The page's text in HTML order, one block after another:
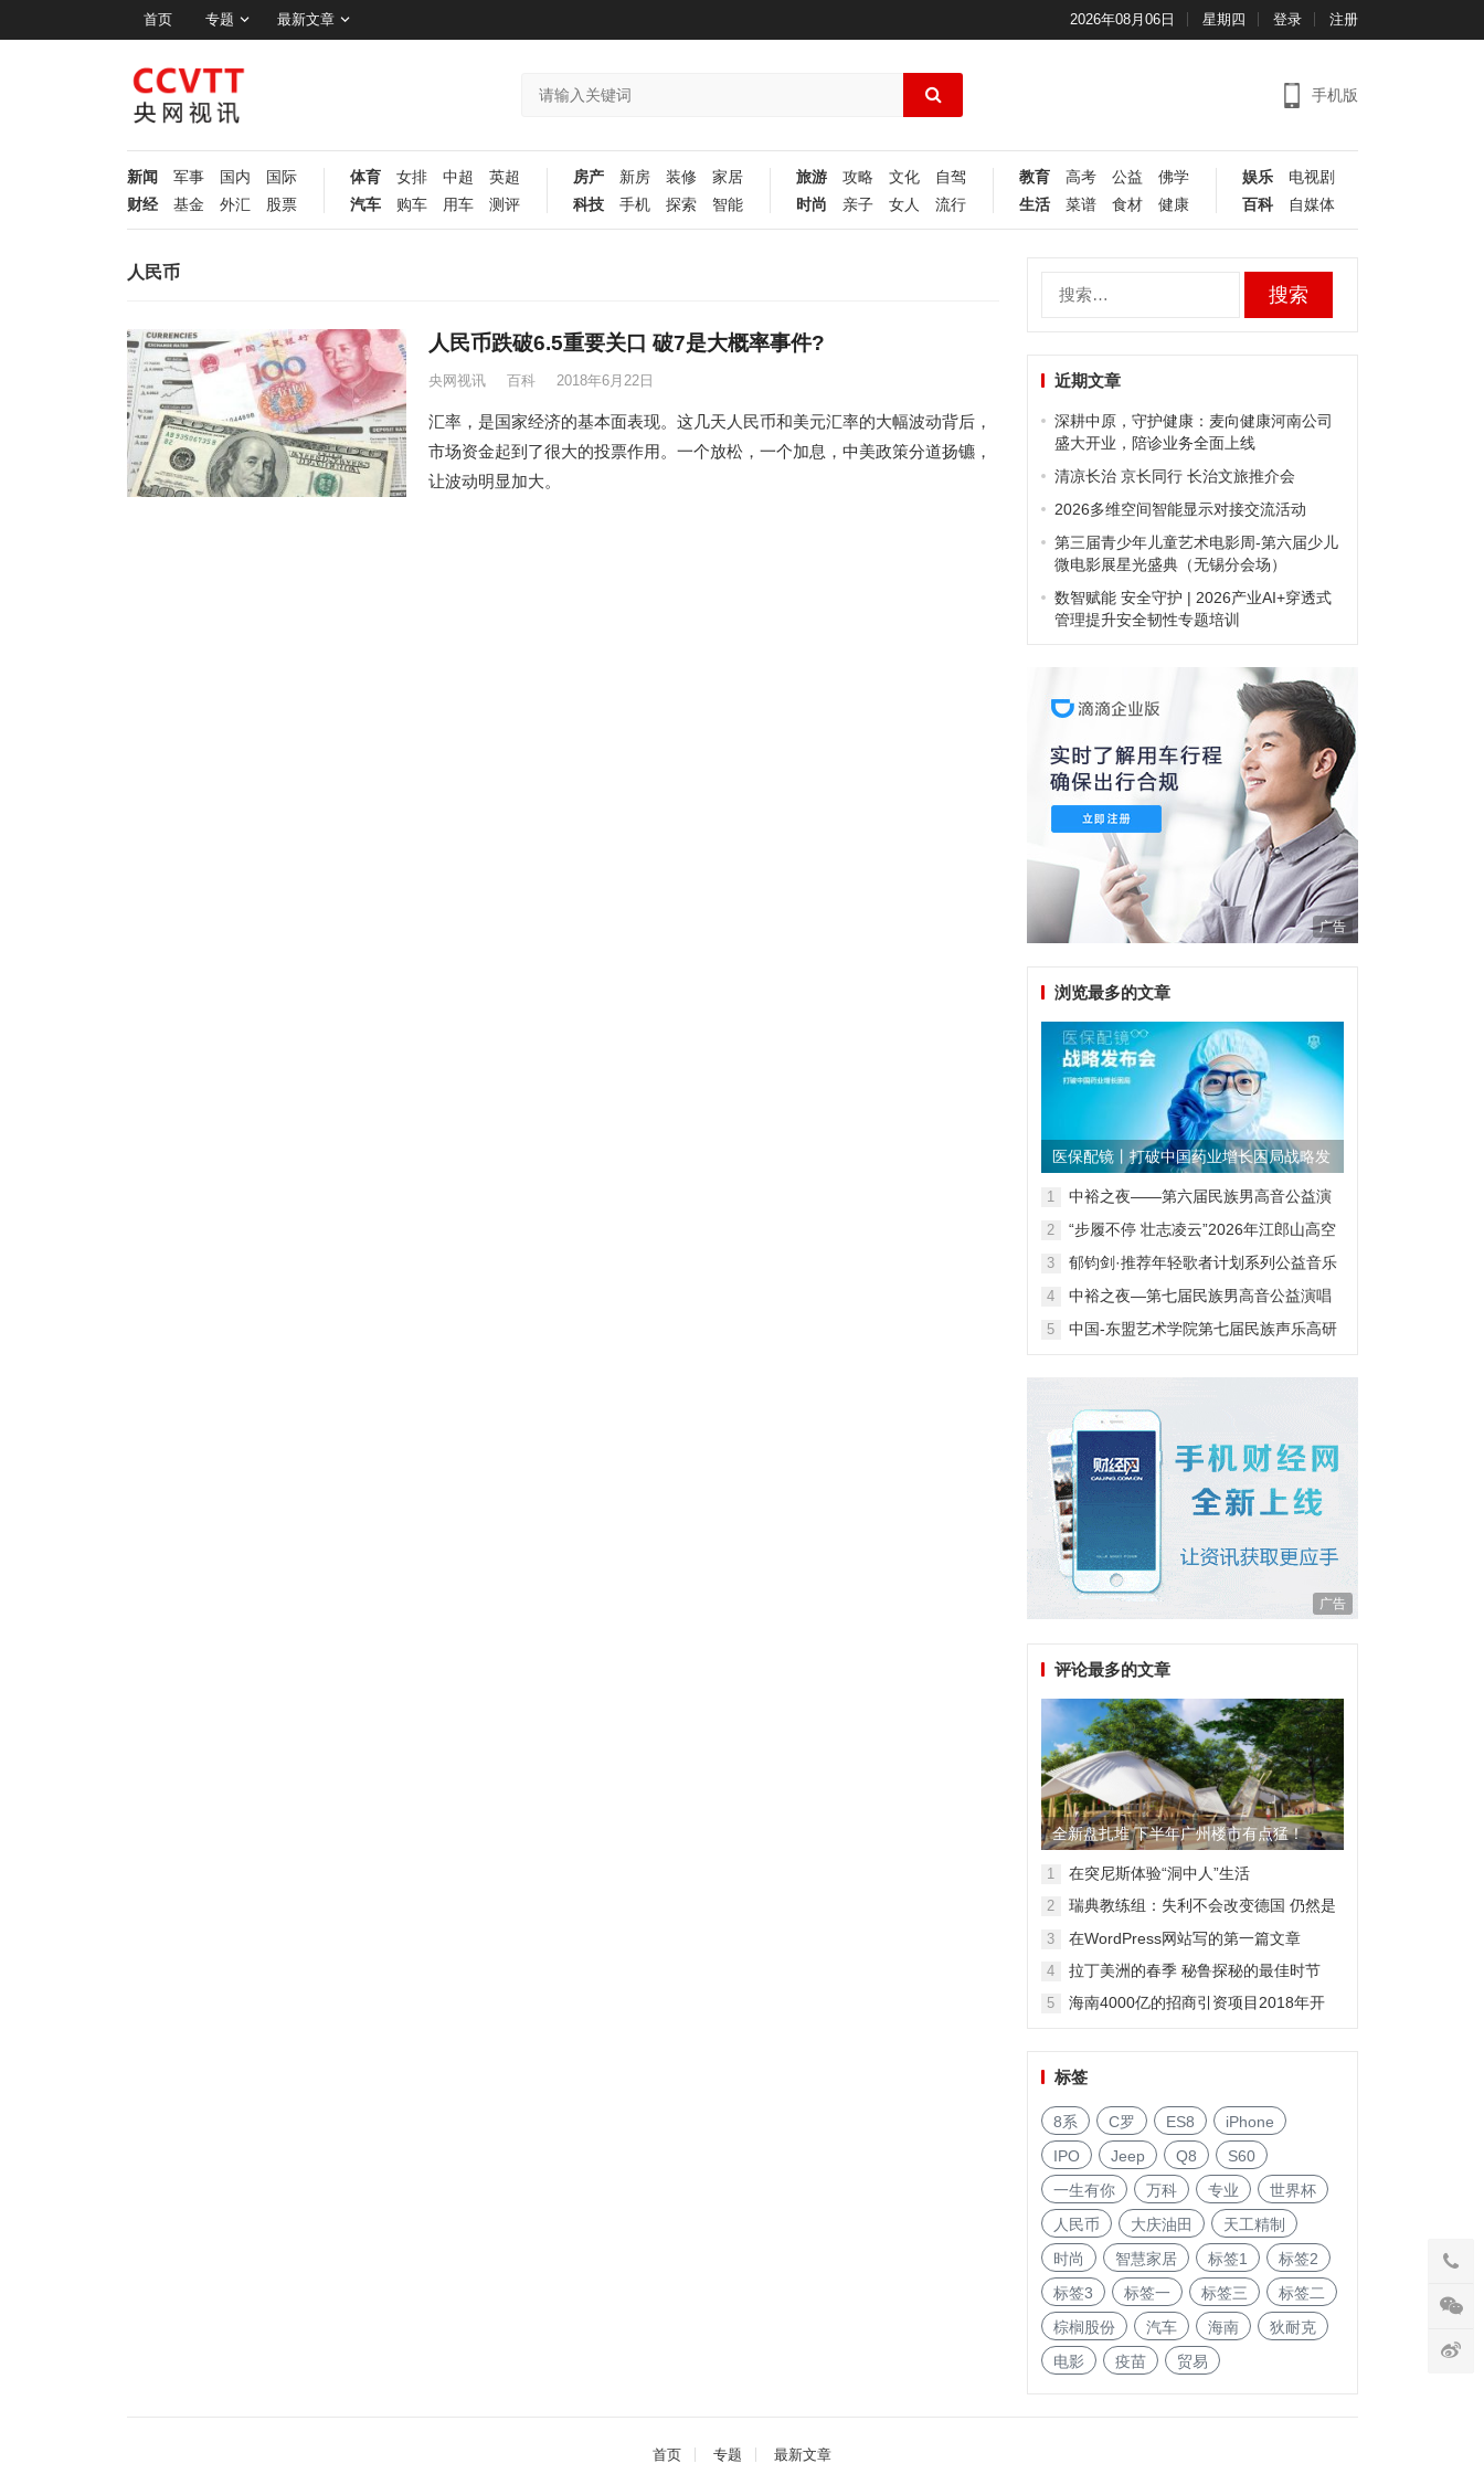
首页 专题 最新文章 2026年08月06日 星期四 登录 注册
手机版
新闻 军事 国内
国际
财经
基金 外汇 股票
体育 女排 中超
英超
汽车
购车 用车 测评
房产 新房 装修
家居
科技
手机 探索 智能
旅游 攻略 文化
自驾
时尚
亲子 女人 流行
教育 高考 公益
佛学
生活
菜谱 食材 健康
娱乐
电视剧
百科
自媒体
人民币
人民币跌破6.5重要关口 破7是大概率事件?
央网视讯 百科 2018年6月22日
汇率，是国家经济的基本面表现。这几天人民币和美元汇率的大幅波动背后，
市场资金起到了很大的投票作用。一个放松，一个加息，中美政策分道扬镳，
让波动明显加大。
近期文章
深耕中原，守护健康：麦向健康河南公司
盛大开业，陪诊业务全面上线
清凉长治 京长同行 长治文旅推介会
2026多维空间智能显示对接交流活动
第三届青少年儿童艺术电影周-第六届少儿
微电影展星光盛典（无锡分会场）
数智赋能 安全守护 | 2026产业AI+穿透式
管理提升安全韧性专题培训
广告
浏览最多的文章
医保配镜丨打破中国药业增长困局战略发
布会
1
中裕之夜——第六届民族男高音公益演
2
“步履不停 壮志凌云”2026年江郎山高空
3
郁钧剑·推荐年轻歌者计划系列公益音乐
4
中裕之夜—第七届民族男高音公益演唱
5
中国-东盟艺术学院第七届民族声乐高研
广告
评论最多的文章
全新盘扎堆 下半年广州楼市有点猛！
1 在突尼斯体验“洞中人”生活
2
瑞典教练组：失利不会改变德国 仍然是
3 在WordPress网站写的第一篇文章
4 拉丁美洲的春季 秘鲁探秘的最佳时节
5
海南4000亿的招商引资项目2018年开
标签
8系 C罗 ES8
iPhone
IPO
Jeep Q8
S60
一生有你
万科 专业
世界杯
人民币
大庆油田
天工精制
时尚
智慧家居 标签1
标签2
标签3
标签一 标签三
标签二
棕榈股份
汽车 海南
狄耐克
电影
疫苗 贸易
首页 专题 最新文章